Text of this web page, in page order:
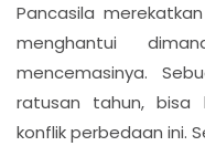
Pancasila
menghantui
mencemasinya.
ratusan tahun, bisa
konflik perbedaan ini.